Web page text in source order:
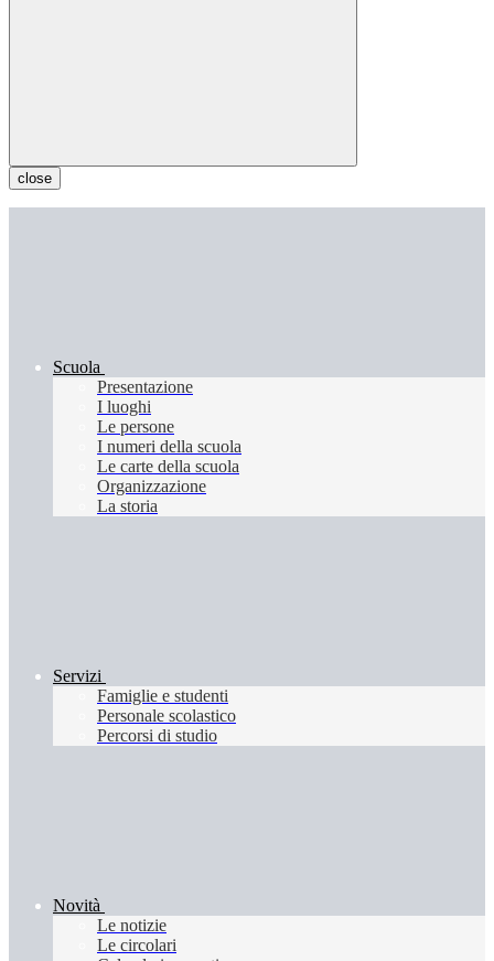
close
Scuola
Presentazione
I luoghi
Le persone
I numeri della scuola
Le carte della scuola
Organizzazione
La storia
Servizi
Famiglie e studenti
Personale scolastico
Percorsi di studio
Novità
Le notizie
Le circolari